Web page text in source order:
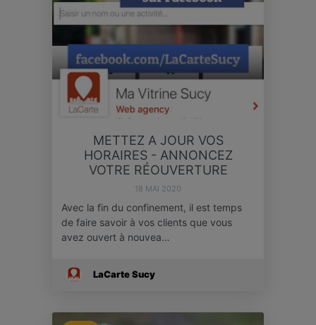
METTEZ A JOUR VOS
HORAIRES - ANNONCEZ
VOTRE RÉOUVERTURE
18 MAI 2020
Avec la fin du confinement, il est temps
de faire savoir à vos clients que vous
avez ouvert à nouvea…
LaCarte Sucy